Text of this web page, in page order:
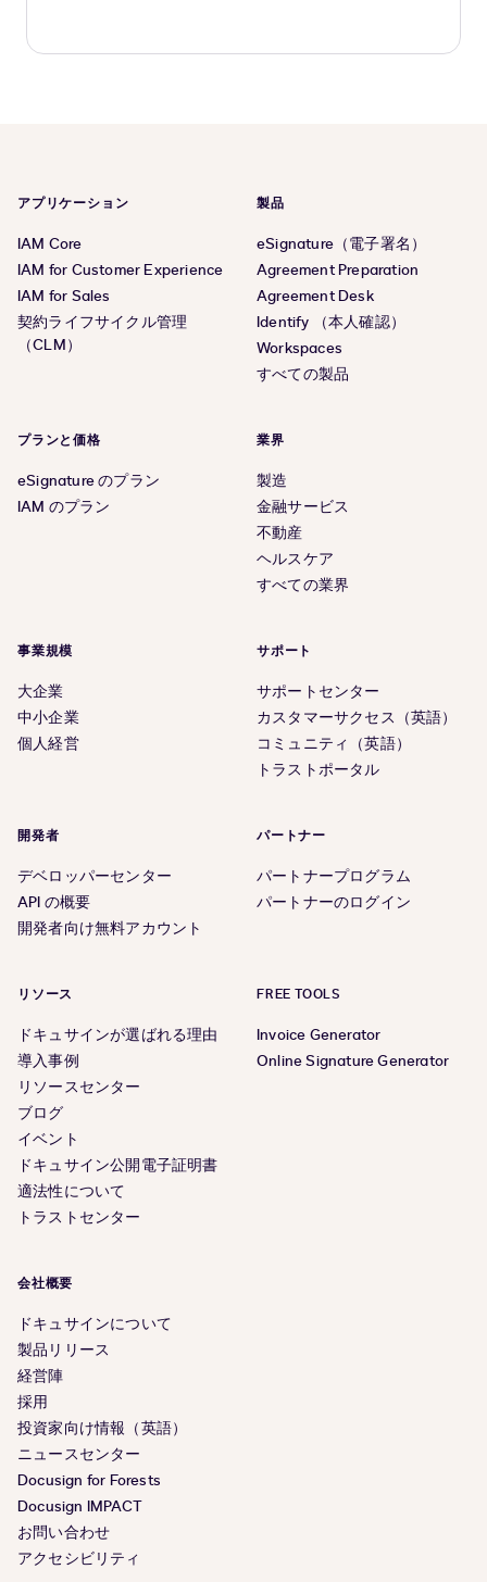
アプリケーション
IAM Core
IAM for Customer Experience
IAM for Sales
契約ライフサイクル管理
（CLM）
製品
eSignature（電子署名）
Agreement Preparation
Agreement Desk
Identify （本人確認）
Workspaces
すべての製品
プランと価格
eSignature のプラン
IAM のプラン
業界
製造
金融サービス
不動産
ヘルスケア
すべての業界
事業規模
大企業
中小企業
個人経営
サポート
サポートセンター
カスタマーサクセス（英語）
コミュニティ（英語）
トラストポータル
開発者
デベロッパーセンター
API の概要
開発者向け無料アカウント
パートナー
パートナープログラム
パートナーのログイン
リソース
ドキュサインが選ばれる理由
導入事例
リソースセンター
ブログ
イベント
ドキュサイン公開電子証明書
適法性について
トラストセンター
FREE TOOLS
Invoice Generator
Online Signature Generator
会社概要
ドキュサインについて
製品リリース
経営陣
採用
投資家向け情報（英語）
ニュースセンター
Docusign for Forests
Docusign IMPACT
お問い合わせ
アクセシビリティ